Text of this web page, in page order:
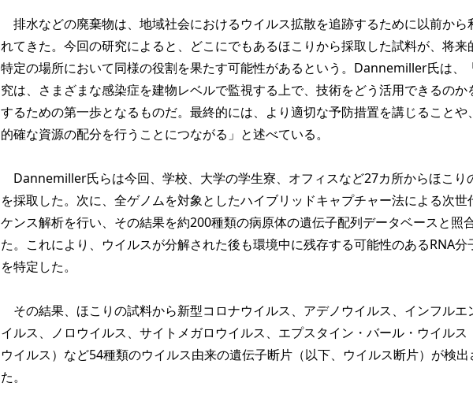
排水などの廃棄物は、地域社会におけるウイルス拡散を追跡するために以前から
れてきた。今回の研究によると、どこにでもあるほこりから採取した試料が、将来
特定の場所において同様の役割を果たす可能性があるという。Dannemiller氏は、
究は、さまざまな感染症を建物レベルで監視する上で、技術をどう活用できるのか
するための第一歩となるものだ。最終的には、より適切な予防措置を講じることや
的確な資源の配分を行うことにつながる」と述べている。
Dannemiller氏らは今回、学校、大学の学生寮、オフィスなど27カ所からほこり
を採取した。次に、全ゲノムを対象としたハイブリッドキャプチャー法による次世
ケンス解析を行い、その結果を約200種類の病原体の遺伝子配列データベースと照
た。これにより、ウイルスが分解された後も環境中に残存する可能性のあるRNA分
を特定した。
その結果、ほこりの試料から新型コロナウイルス、アデノウイルス、インフルエ
イルス、ノロウイルス、サイトメガロウイルス、エプスタイン・バール・ウイルス
ウイルス）など54種類のウイルス由来の遺伝子断片（以下、ウイルス断片）が検出
た。